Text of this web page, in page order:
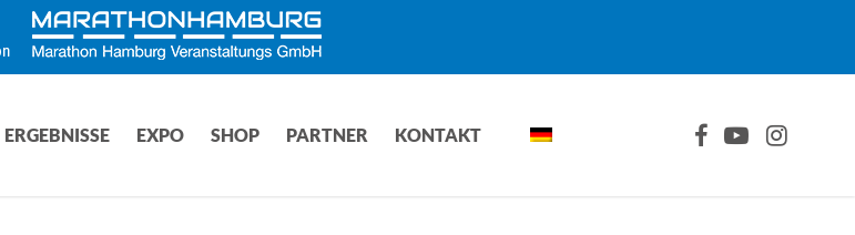
ERGEBNISSE EXPO SHOP PARTNER KONTAKT FACEBOOK
YOUTUBE